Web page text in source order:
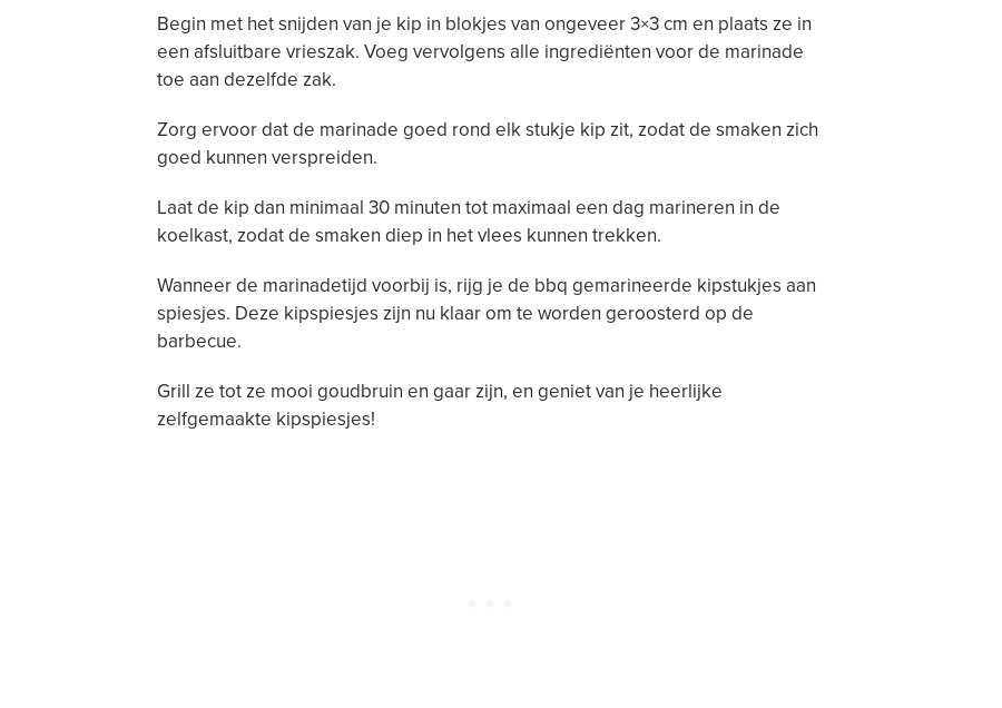
Begin met het snijden van je kip in blokjes van ongeveer 3×3 cm en plaats ze in
een afsluitbare vrieszak. Voeg vervolgens alle ingrediënten voor de marinade
toe aan dezelfde zak.
Zorg ervoor dat de marinade goed rond elk stukje kip zit, zodat de smaken zich
goed kunnen verspreiden.
Laat de kip dan minimaal 30 minuten tot maximaal een dag marineren in de
koelkast, zodat de smaken diep in het vlees kunnen trekken.
Wanneer de marinadetijd voorbij is, rijg je de bbq gemarineerde kipstukjes aan
spiesjes. Deze kipspiesjes zijn nu klaar om te worden geroosterd op de
barbecue.
Grill ze tot ze mooi goudbruin en gaar zijn, en geniet van je heerlijke
zelfgemaakte kipspiesjes!